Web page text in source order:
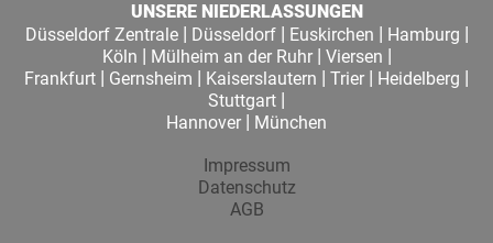
UNSERE NIEDERLASSUNGEN
Düsseldorf Zentrale| Düsseldorf| Euskirchen | Hamburg |
Köln | Mülheim an der Ruhr| Viersen |
Frankfurt | Gernsheim | Kaiserslautern | Trier | Heidelberg |
Stuttgart |
Hannover | München
Impressum
Datenschutz
AGB